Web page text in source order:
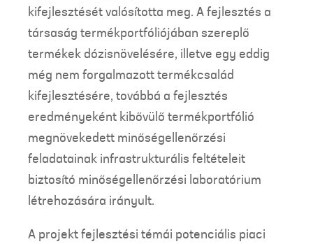
kifejlesztését valósította meg. A fejlesztés a
társaság termékportfóliójában szereplő
termékek dózisnövelésére, illetve egy eddig
még nem forgalmazott termékcsalád
kifejlesztésére, továbbá a fejlesztés
eredményeként kibővülő termékportfólió
megnövekedett minőségellenőrzési
feladatainak infrastrukturális feltételeit
biztosító minőségellenőrzési laboratórium
létrehozására irányult.
A projekt fejlesztési témái potenciális piaci